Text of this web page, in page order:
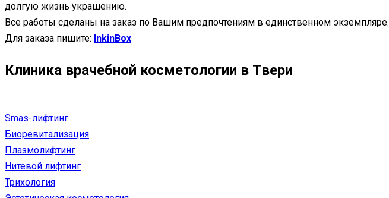
долгую жизнь украшению.
Все работы сделаны на заказ по Вашим предпочтениям в единственном экземпляре.
Для заказа пишите: InkinBox
Клиника врачебной косметологии в Твери
Smas-лифтинг
Биоревитализация
Плазмолифтинг
Нитевой лифтинг
Трихология